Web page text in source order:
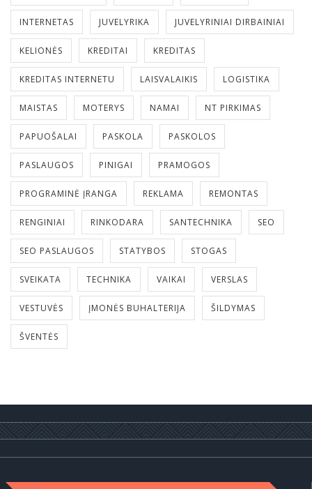
INTERNETAS JUVELYRIKA JUVELYRINIAI DIRBAINIAI
KELIONĖS KREDITAI KREDITAS
KREDITAS INTERNETU LAISVALAIKIS LOGISTIKA
MAISTAS MOTERYS NAMAI NT PIRKIMAS
PAPUOŠALAI PASKOLA PASKOLOS
PASLAUGOS PINIGAI PRAMOGOS
PROGRAMINĖ ĮRANGA REKLAMA REMONTAS
RENGINIAI RINKODARA SANTECHNIKA SEO
SEO PASLAUGOS STATYBOS STOGAS
SVEIKATA TECHNIKA VAIKAI VERSLAS
VESTUVĖS ĮMONĖS BUHALTERIJA ŠILDYMAS
ŠVENTĖS